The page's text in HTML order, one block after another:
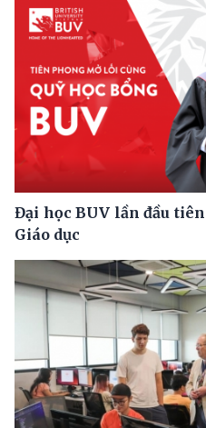
Đại học BUV lần đầu
Giáo dục